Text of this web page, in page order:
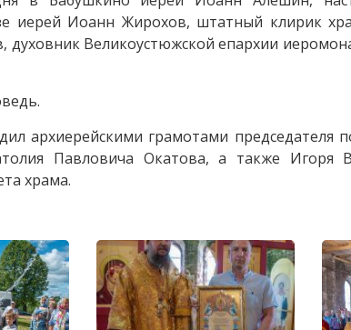
иерей Иоанн Жирохов, штатный клирик
Великоустюжской епархии
архиерейскими грамотами председателя
Павловича Окатова, а также Игоря
храма.